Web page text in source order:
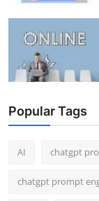
Popular Tags
AI chatgpt
chatgpt prompt